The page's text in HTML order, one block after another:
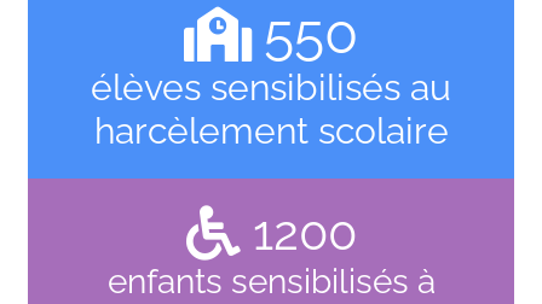
550
élèves sensibilisés au
harcèlement scolaire
1200
enfants sensibilisés à